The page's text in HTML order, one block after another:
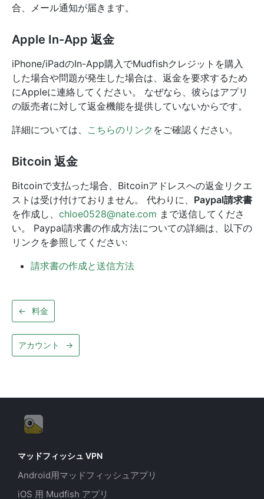
合、メール通知が届きます。
Apple In-App 返金
iPhone/iPadのIn-App購入でMudfishクレジットを購入
した場合や問題が発生した場合は、返金を要求するため
にAppleに連絡してください。 なぜなら、彼らはアプリ
の販売者に対して返金機能を提供していないからです。
詳細については、 こちらのリンク をご確認ください。
Bitcoin 返金
Bitcoinで支払った場合、Bitcoinアドレスへの返金リクエ
ストは受け付けておりません。 代わりに、 Paypal請求書
を作成し、 chloe0528@nate.com まで送信してくださ
い。 Paypal請求書の作成方法についての詳細は、以下の
リンクを参照してください:
請求書の作成と送信方法
← 料金
アカウント →
マッドフィッシュ VPN
Android用マッドフィッシュアプリ
iOS 用 Mudfish アプリ